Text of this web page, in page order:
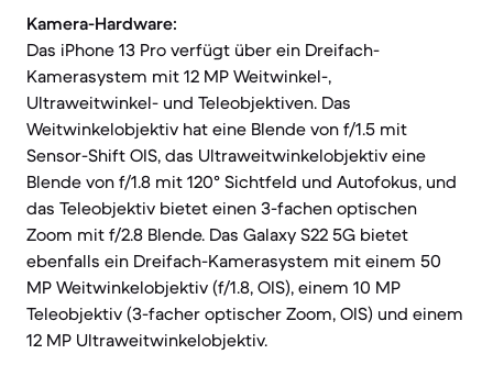
Kamera-Hardware:
Das iPhone 13 Pro verfügt über ein Dreifach-
Kamerasystem mit 12 MP Weitwinkel-,
Ultraweitwinkel- und Teleobjektiven. Das
Weitwinkelobjektiv hat eine Blende von f/1.5 mit
Sensor-Shift OIS, das Ultraweitwinkelobjektiv eine
Blende von f/1.8 mit 120° Sichtfeld und Autofokus, und
das Teleobjektiv bietet einen 3-fachen optischen
Zoom mit f/2.8 Blende. Das Galaxy S22 5G bietet
ebenfalls ein Dreifach-Kamerasystem mit einem 50
MP Weitwinkelobjektiv (f/1.8, OIS), einem 10 MP
Teleobjektiv (3-facher optischer Zoom, OIS) und einem
12 MP Ultraweitwinkelobjektiv.